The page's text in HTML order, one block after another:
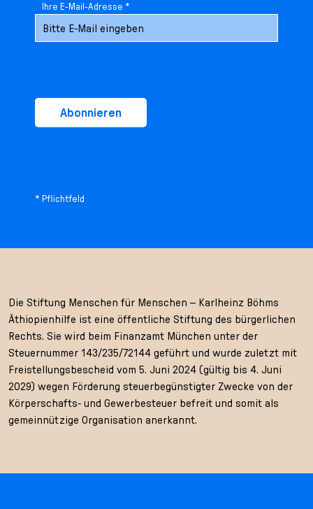
Ihre E-Mail-Adresse *
Abonnieren
* Pflichtfeld
Die Stiftung Menschen für Menschen – Karlheinz Böhms
Äthiopienhilfe ist eine öffentliche Stiftung des bürgerlichen
Rechts. Sie wird beim Finanzamt München unter der
Steuernummer 143/235/72144 geführt und wurde zuletzt mit
Freistellungsbescheid vom 5. Juni 2024 (gültig bis 4. Juni
2029) wegen Förderung steuerbegünstigter Zwecke von der
Körperschafts- und Gewerbesteuer befreit und somit als
gemeinnützige Organisation anerkannt.